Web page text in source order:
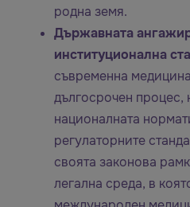
родна земя.
Държавната
институционална
съвременна
дългосрочен процес,
националната
регулаторните
своята законова
легална среда, в